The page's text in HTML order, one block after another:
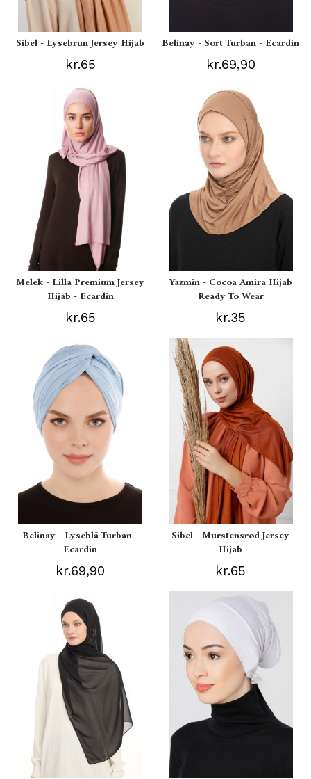
Sibel - Lysebrun Jersey Hijab
kr.65
Belinay - Sort Turban - Ecardin
kr.69,90
Melek - Lilla Premium Jersey
Hijab - Ecardin
kr.65
Yazmin - Cocoa Amira Hijab
Ready To Wear
kr.35
Belinay - Lyseblå Turban -
Ecardin
kr.69,90
Sibel - Murstensrød Jersey
Hijab
kr.65